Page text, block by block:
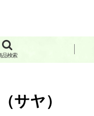
品検索
サヤ）